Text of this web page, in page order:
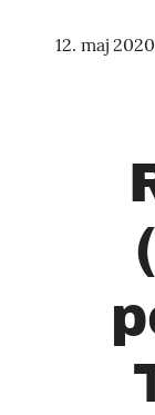
12. maj 2020